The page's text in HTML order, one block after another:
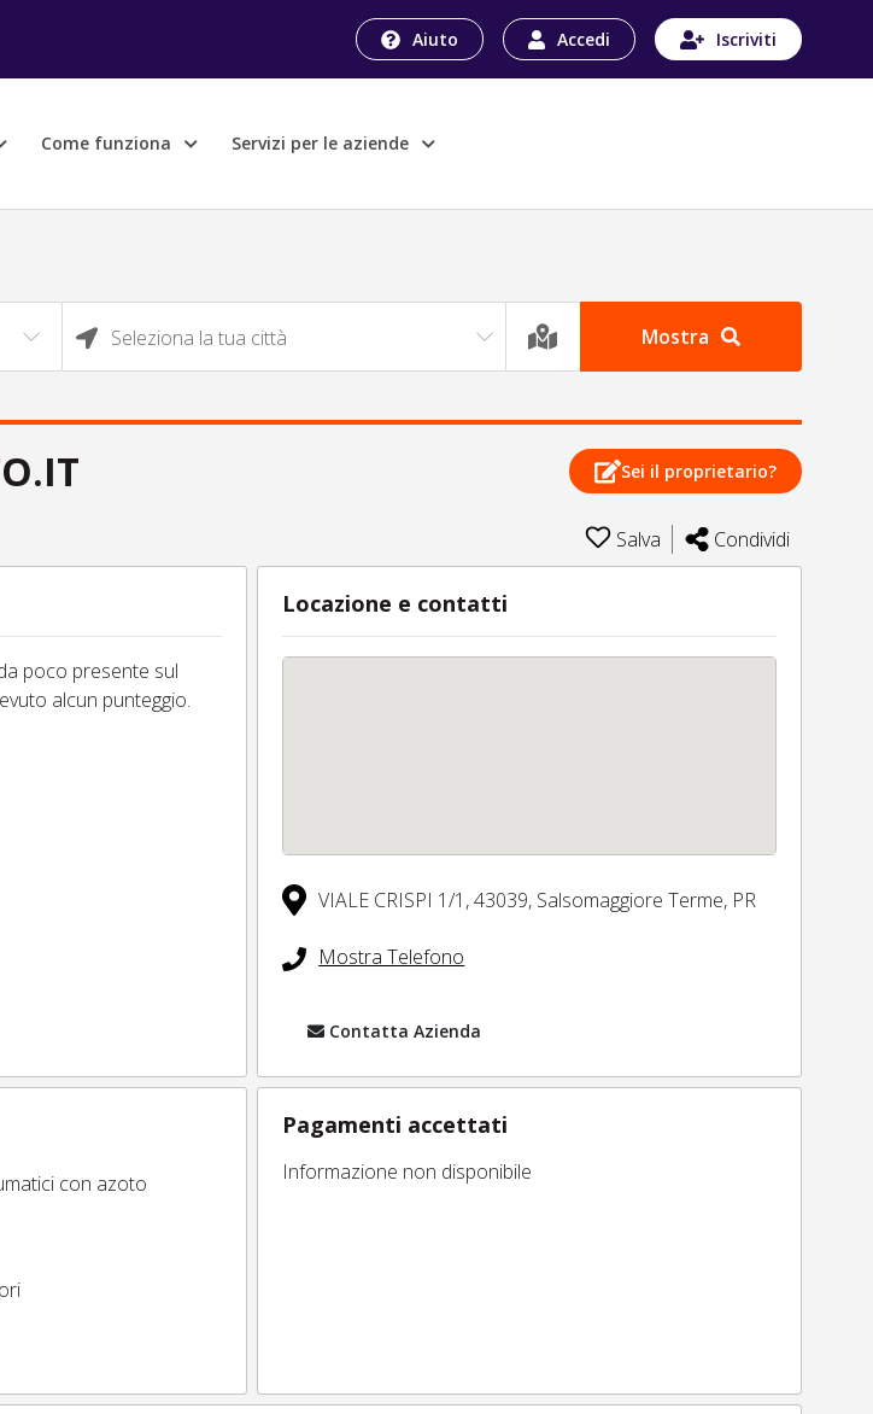
Aiuto Accedi Iscriviti
Come funziona Servizi per le aziende
Seleziona la tua città Mostra
Sei il proprietario?
Salva Condividi
poco presente sul
alcun punteggio.
Locazione e contatti
VIALE CRISPI 1/1,43039, Salsomaggiore Terme, PR
Mostra Telefono
Contatta Azienda
con azoto
Pagamenti accettati
Informazione non disponibile